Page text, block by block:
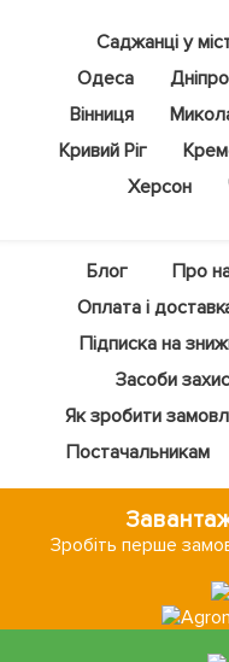
Саджанці у
Одеса
Дніпро
Вінниця
Кривий Ріг
Херсон
Блог Про
Оплата і
Підписка на
Засоби
Як зробити
Постачальникам
Зробіть перше